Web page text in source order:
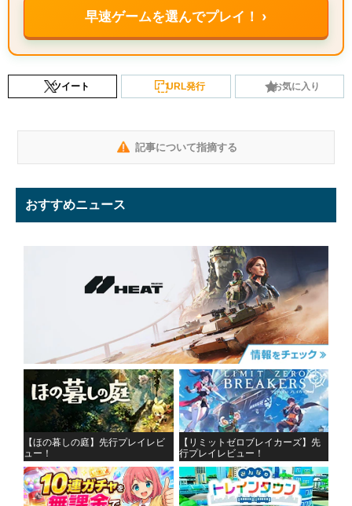
早速ゲームを選んでプレイ！ ›
ツイート URL発行 お気に入り
記事について指摘する
おすすめニュース
【ほの暮しの庭】先行プレイレビ
ュー！
【リミットゼロブレイカーズ】先
行プレイレビュー！